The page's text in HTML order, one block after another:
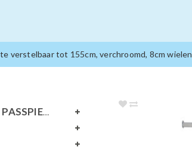
verstelbaar tot 155cm, verchroomd, 8cm wielen
KLEDINGREKKEN EN PASSPIEGELS